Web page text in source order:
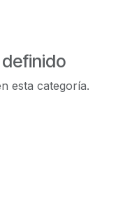
esta categoría.